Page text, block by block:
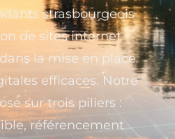
strasbourgeois
de sites internet
la mise en place
efficaces. Notre
sur trois piliers :
référencement